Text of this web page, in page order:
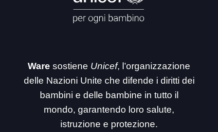
Ware sostiene Unicef, l’organizzazione
delle Nazioni Unite che difende i diritti dei
bambini e delle bambine in tutto il
mondo, garantendo loro salute,
istruzione e protezione.